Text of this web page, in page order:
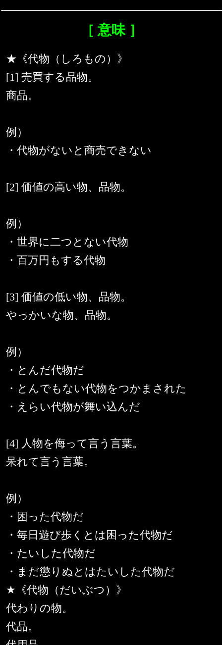
［ 意味 ］
★《代物（しろもの）》
[1] 売買する品物。
商品。
例）
・代物がないと商売できない
[2] 価値の高い物、品物。
例）
・世界に二つとない代物
・百万円もする代物
[3] 価値の低い物、品物。
やっかいな物、品物。
例）
・とんだ代物だ
・とんでもない代物をつかまされた
・えらい代物が舞い込んだ
[4] 人物を侮って言う言葉。
呆れて言う言葉。
例）
・困った代物だ
・毎日遊び歩くとは困った代物だ
・たいした代物だ
・まだ懲りぬとはたいした代物だ
★《代物（だいぶつ）》
代わりの物。
代品。